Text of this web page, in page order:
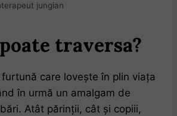
jungian
traversa?
care lovește în plin viața
în urmă un amalgam de
Atât părinții, cât și copiii,